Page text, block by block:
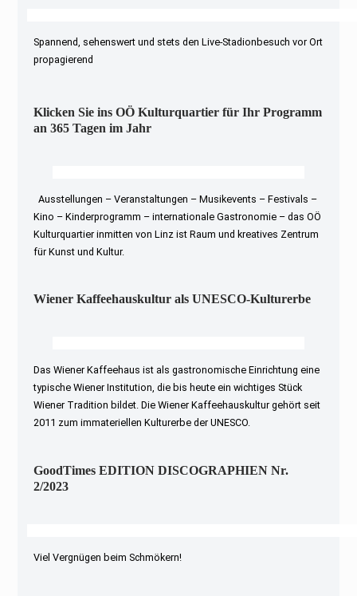
Spannend, sehenswert und stets den Live-Stadionbesuch vor Ort
propagierend
Klicken Sie ins OÖ Kulturquartier für Ihr Programm
an 365 Tagen im Jahr
Ausstellungen – Veranstaltungen – Musikevents – Festivals –
Kino – Kinderprogramm – internationale Gastronomie – das OÖ
Kulturquartier inmitten von Linz ist Raum und kreatives Zentrum
für Kunst und Kultur.
Wiener Kaffeehauskultur als UNESCO-Kulturerbe
Das Wiener Kaffeehaus ist als gastronomische Einrichtung eine
typische Wiener Institution, die bis heute ein wichtiges Stück
Wiener Tradition bildet. Die Wiener Kaffeehauskultur gehört seit
2011 zum immateriellen Kulturerbe der UNESCO.
GoodTimes EDITION DISCOGRAPHIEN Nr.
2/2023
Viel Vergnügen beim Schmökern!